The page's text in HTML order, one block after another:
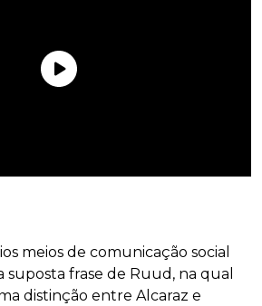
meios de comunicação social
frase de Ruud, na qual
distinção entre Alcaraz e